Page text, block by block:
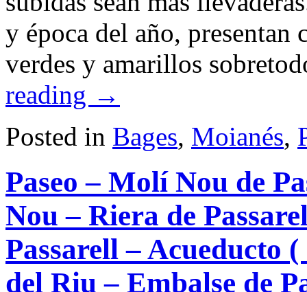
–
de
Sant
Miquel
–
Cami
de
ermites
–
de
Sant
Joan
–
Onofre
–
Creu
y época del año, presentan
verdes y amarillos
reading →
Posted in Bages, Moianés,
Paseo – Molí Nou de
Nou – Riera de
Passarell – Acueducto
del Riu – Embalse de